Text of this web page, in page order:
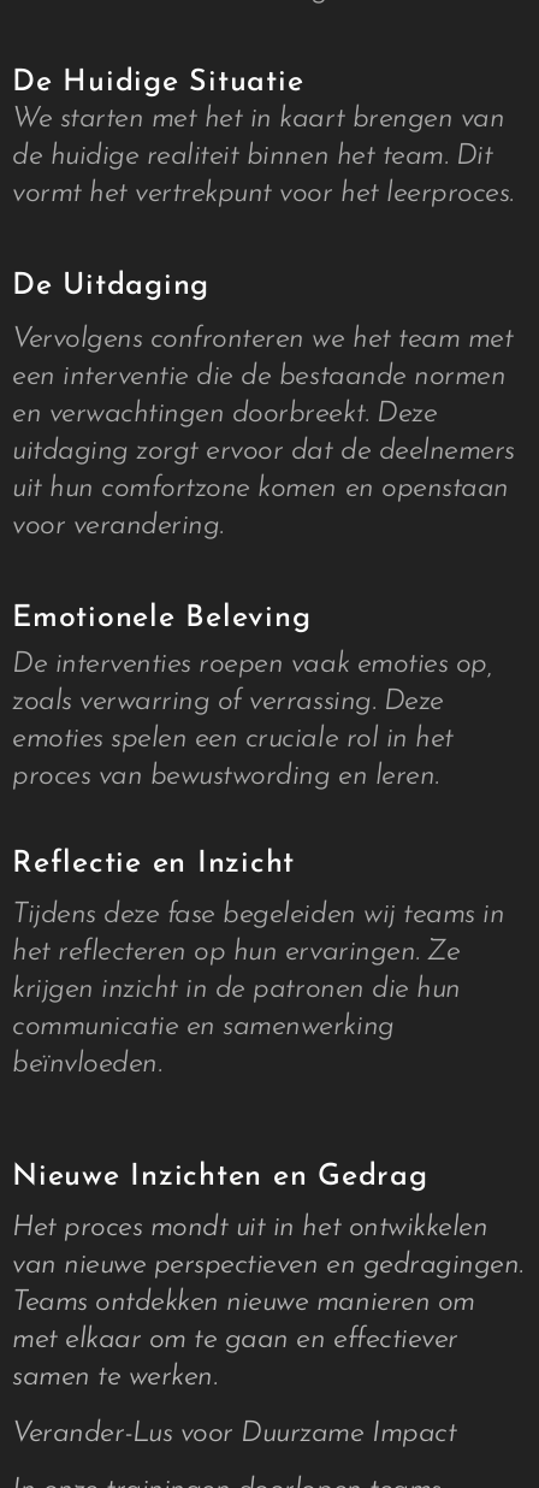
De Huidige Situatie
We starten met het in kaart brengen van
de huidige realiteit binnen het team. Dit
vormt het vertrekpunt voor het leerproces.
De Uitdaging
Vervolgens confronteren we het team met
een interventie die de bestaande normen
en verwachtingen doorbreekt. Deze
uitdaging zorgt ervoor dat de deelnemers
uit hun comfortzone komen en openstaan
voor verandering.
Emotionele Beleving
De interventies roepen vaak emoties op,
zoals verwarring of verrassing. Deze
emoties spelen een cruciale rol in het
proces van bewustwording en leren.
Reflectie en Inzicht
Tijdens deze fase begeleiden wij teams in
het reflecteren op hun ervaringen. Ze
krijgen inzicht in de patronen die hun
communicatie en samenwerking
beïnvloeden.
Nieuwe Inzichten en Gedrag
Het proces mondt uit in het ontwikkelen
van nieuwe perspectieven en gedragingen.
Teams ontdekken nieuwe manieren om
met elkaar om te gaan en effectiever
samen te werken.
Verander-Lus voor Duurzame Impact